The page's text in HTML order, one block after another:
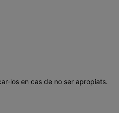
los en cas de no ser apropiats.